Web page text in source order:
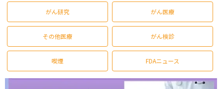
がん研究 がん医療
その他医療 がん検診
喫煙 FDAニュース